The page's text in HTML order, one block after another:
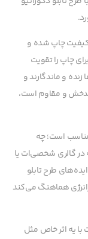
چاپ شده و
چاپ را تقویت
و ماندگارند و
و مقاوم است،
است؛ چه
گالری شخصی‌ات یا
طرح تابلو
هماهنگ می‌کند
یه اثر خاص مثل